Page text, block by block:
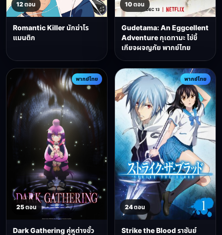
12 ตอน
Romantic Killer นักฆ่าโร
แมนติก
10 ตอน
Gudetama: An Eggcellent
Adventure กุเดทามะ ไข่ขี้
เกียจผจญภัย พากย์ไทย
พากย์ไทย
25 ตอน
Dark Gathering คู่หูต่างขั้ว
พากย์ไทย
24 ตอน
Strike the Blood ราชันย์